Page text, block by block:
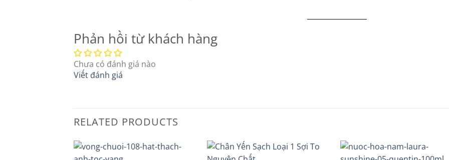
Phản hồi từ khách hàng
Chưa có đánh giá nào
Viết đánh giá
RELATED PRODUCTS